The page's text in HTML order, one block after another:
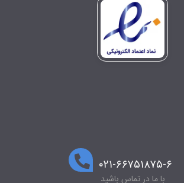
۰۲۱-۶۶۷۵۱۸۷۵-۶
با ما در تماس باشید